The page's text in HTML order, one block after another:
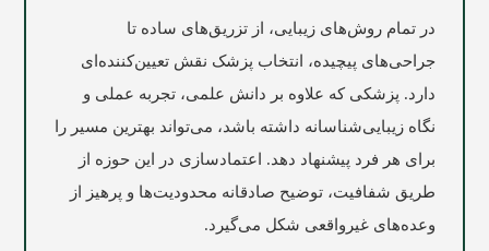
در تمام روش‌های زیبایی، از تزریق‌های ساده تا
جراحی‌های پیچیده، انتخاب پزشک نقش تعیین‌کننده‌ای
دارد. پزشکی که علاوه بر دانش علمی، تجربه عملی و
نگاه زیبایی‌شناسانه داشته باشد، می‌تواند بهترین مسیر را
برای هر فرد پیشنهاد دهد. اعتمادسازی در این حوزه از
طریق شفافیت، توضیح صادقانه محدودیت‌ها و پرهیز از
وعده‌های غیرواقعی شکل می‌گیرد.